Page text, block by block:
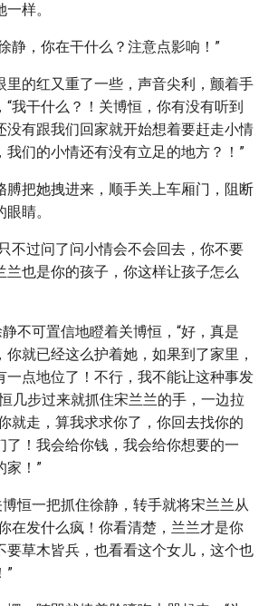
样。
静，你在干什么？注意点影响！”
里的红又重了一些，声音尖利，颤着手
我干什么？！关博恒，你有没有听到
没有跟我们回家就开始想着要赶走小情
我们的小情还有没有立足的地方？！”
膊把她拽进来，顺手关上车厢门，阻断
睛。
不过问了问小情会不会回去，你不要
兰也是你的孩子，你这样让孩子怎么
不可置信地瞪着关博恒，“好，真是
就已经这么护着她，如果到了家里，
一点地位了！不行，我不能让这种事发
几步过来就抓住宋兰兰的手，一边拉
就走，算我求求你了，你回去找你的
了！我会给你钱，我会给你想要的一
家！”
博恒一把抓住徐静，转手就将宋兰兰从
在发什么疯！你看清楚，兰兰才是你
要草木皆兵，也看看这个女儿，这个也
”